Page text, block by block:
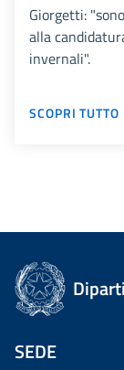
Giorgetti:
alla
invernali".
SCOPRI TUTTO
SEDE